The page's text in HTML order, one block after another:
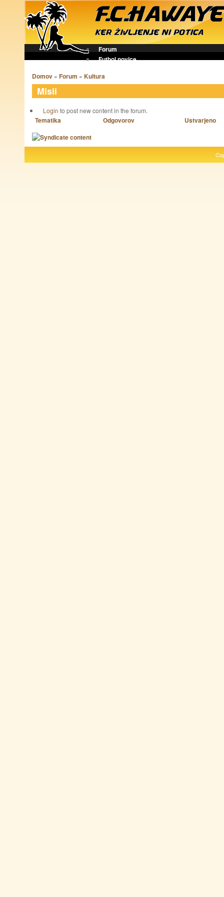
Forum
Futbol novice
Domov » Forum » Kultura
Misli
Login to post new content in the forum.
Tematika Odgovorov Ustvarjeno